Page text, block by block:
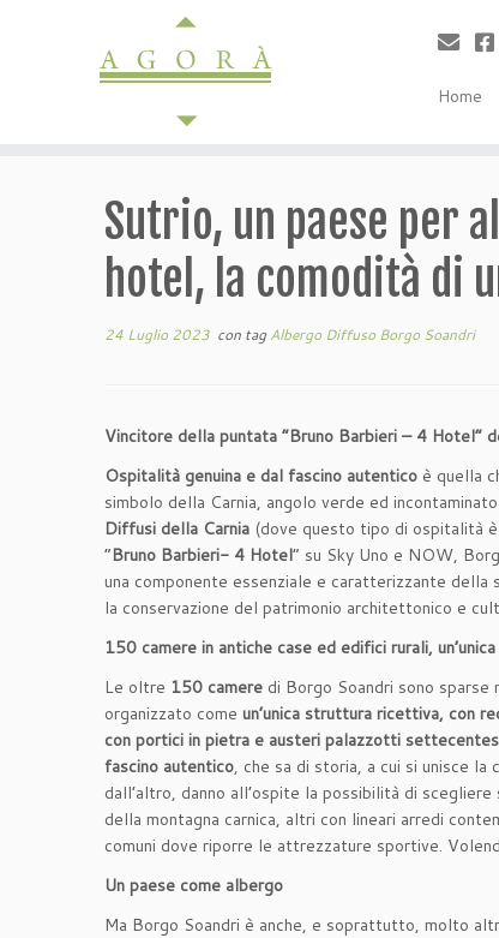
Home
Sutrio, un paese per
hotel, la comodità di
24 Luglio 2023 con tagAlbergo Diffuso Borgo Soandri
Vincitore della puntata “Bruno Barbieri – 4 Hotel”
Ospitalità genuina e dal fascino autentico è quella
simbolo della Carnia, angolo verde ed
Diffusi della Carnia (dove questo tipo di ospitalità
“Bruno Barbieri- 4 Hotel” su Sky Uno e NOW,
una componente essenziale e caratterizzante
la conservazione del patrimonio architettonico e
150 camere in antiche case ed edifici rurali,
Le oltre 150 camere di Borgo Soandri sono
organizzato come un’unica struttura ricettiva, con
con portici in pietra e austeri palazzotti
fascino autentico, che sa di storia, a cui si unisce
dall’altro, danno all’ospite la possibilità di
della montagna carnica, altri con lineari arredi
comuni dove riporre le attrezzature sportive.
Un paese come albergo
Ma Borgo Soandri è anche, e soprattutto, molto